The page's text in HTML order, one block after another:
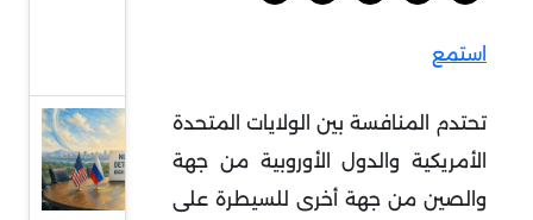
استمع
تحتدم المنافسة بين الولايات المتحدة
الأمريكية والدول الأوروبية من جهة
والصين من جهة أخرى للسيطرة على
عودة
الحديث
عن